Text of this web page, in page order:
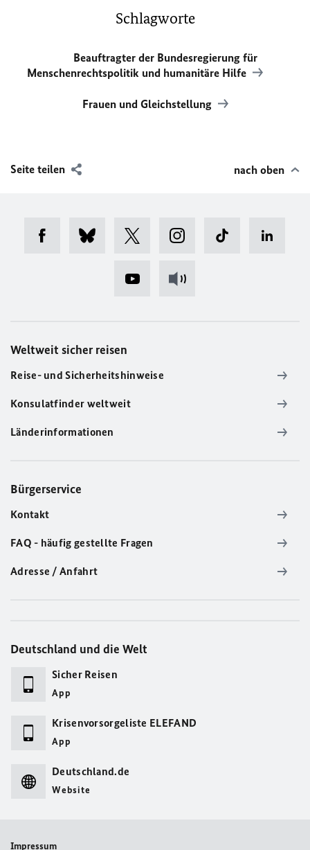
Schlagworte
Beauftragter der Bundesregierung für
Menschenrechtspolitik und humanitäre Hilfe
Frauen und Gleichstellung
Seite teilen nach oben
Weltweit sicher reisen
Reise- und Sicherheitshinweise
Konsulatfinder weltweit
Länderinformationen
Bürgerservice
Kontakt
FAQ - häufig gestellte Fragen
Adresse / Anfahrt
Deutschland und die Welt
Sicher Reisen
App
Krisenvorsorgeliste ELEFAND
App
Deutschland.de
Website
Impressum